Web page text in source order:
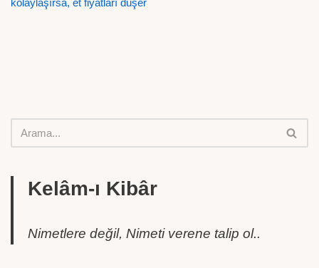
kolaylaşırsa, et fiyatları düşer
Kelâm-ı Kibâr
Nimetlere değil, Nimeti verene talip ol..